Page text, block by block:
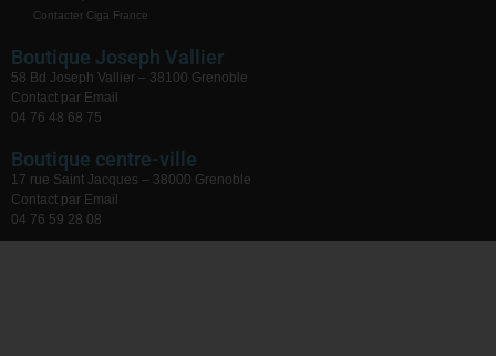
Contacter Ciga France
Boutique Joseph Vallier
58 Bd Joseph Vallier – 38100 Grenoble
Contact par Email
04 76 48 68 75
Boutique centre-ville
17 rue Saint Jacques – 38000 Grenoble
Contact par Email
04 76 59 28 08